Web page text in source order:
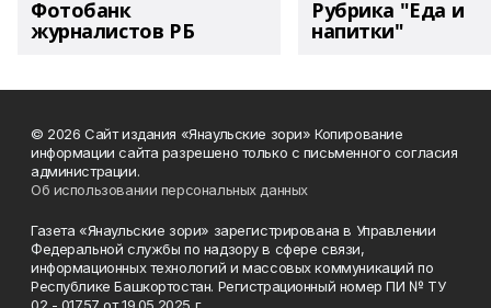
Фотобанк
журналистов РБ
Рубрика "Еда и
напитки"
© 2026 Сайт издания «Янаульские зори» Копирование
информации сайта разрешено только с письменного согласия
администрации.
Об использовании персональных данных
Газета «Янаульские зори» зарегистрирована в Управлении
Федеральной службы по надзору в сфере связи,
информационных технологий и массовых коммуникаций по
Республике Башкортостан. Регистрационный номер ПИ № ТУ